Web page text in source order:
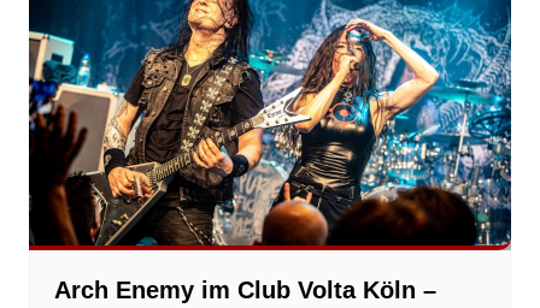
Arch Enemy im Club Volta Köln –